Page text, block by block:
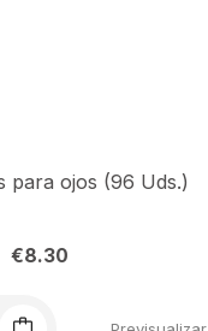
para ojos (96 Uds.)
€8.30